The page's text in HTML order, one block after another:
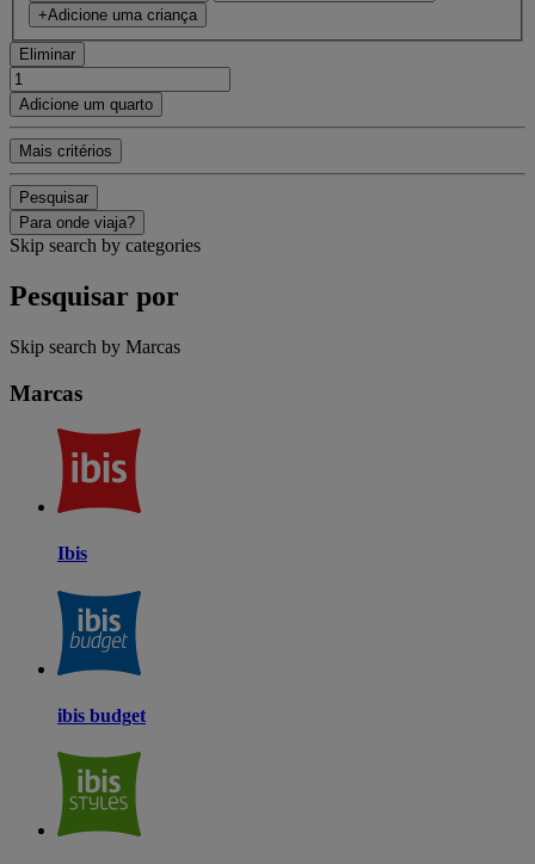
+Adicione uma criança
Eliminar
Adicione um quarto
Mais critérios
Pesquisar
Para onde viaja?
Skip search by categories
Pesquisar por
Skip search by Marcas
Marcas
Ibis
ibis budget